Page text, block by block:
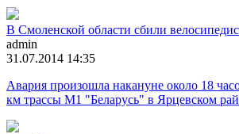
В Смоленской области сбили
admin
31.07.2014 14:35
Авария произошла накануне около 18
км трассы М1 "Беларусь" в Ярцевском